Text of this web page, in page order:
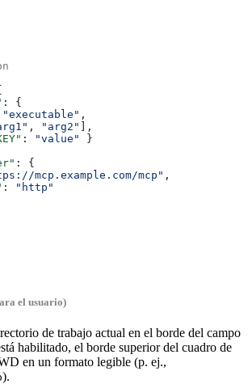
: {
"executable" ,
, "arg2"
],
: "value"
}
: {
mcp.example.com/mcp" ,
:
"http"
el usuario)
de trabajo actual en el borde del campo
habilitado, el borde superior del cuadro de
en un formato legible (p. ej.,
).